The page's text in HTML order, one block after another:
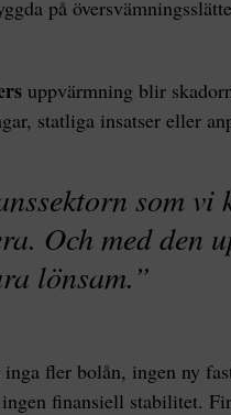
på
uppvärmning blir
statliga insatser eller
som
Och med den
lönsam.”
fler bolån, ingen ny
finansiell stabilitet.